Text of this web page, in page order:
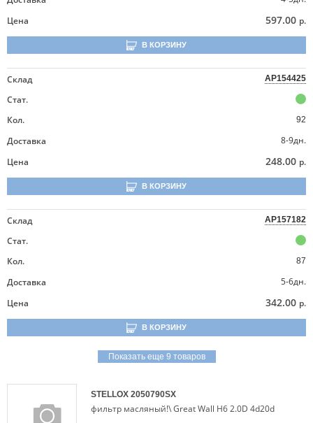
Цена
597.00 р.
В КОРЗИНУ
Склад AP154425
Стат.
Кол.
92
Доставка
8-9дн.
Цена
248.00 р.
В КОРЗИНУ
Склад AP157182
Стат.
Кол.
87
Доставка
5-6дн.
Цена
342.00 р.
В КОРЗИНУ
Показать еще 9 товаров
STELLOX 2050790SX
фильтр масляный!\ Great Wall H6 2.0D 4d20d